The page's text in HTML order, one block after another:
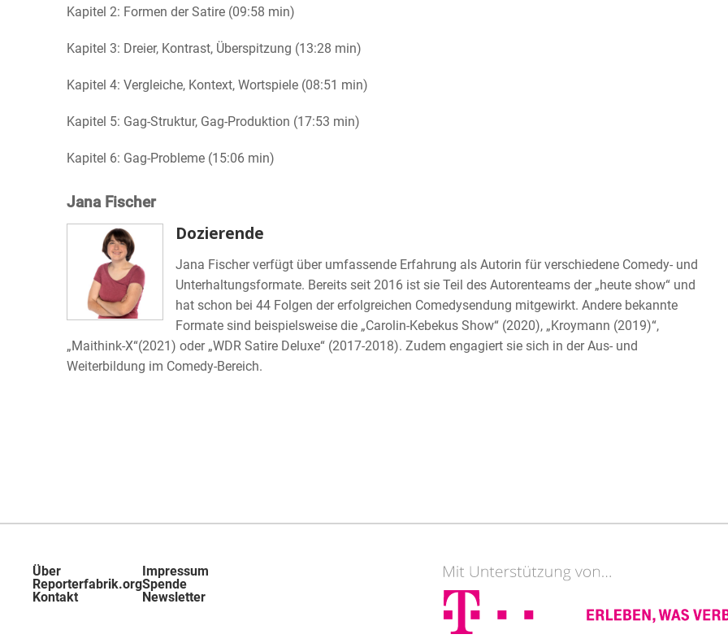
Kapitel 2: Formen der Satire (09:58 min)
Kapitel 3: Dreier, Kontrast, Überspitzung (13:28 min)
Kapitel 4: Vergleiche, Kontext, Wortspiele (08:51 min)
Kapitel 5: Gag-Struktur, Gag-Produktion (17:53 min)
Kapitel 6: Gag-Probleme (15:06 min)
Jana Fischer
Dozierende
Jana Fischer verfügt über umfassende Erfahrung als Autorin für verschiedene Comedy- und
Unterhaltungsformate. Bereits seit 2016 ist sie Teil des Autorenteams der „heute show“ und
hat schon bei 44 Folgen der erfolgreichen Comedysendung mitgewirkt. Andere bekannte
Formate sind beispielsweise die „Carolin-Kebekus Show“ (2020), „Kroymann (2019)“,
„Maithink-X“(2021) oder „WDR Satire Deluxe“ (2017-2018). Zudem engagiert sie sich in der Aus- und
Weiterbildung im Comedy-Bereich.
Über
Reporterfabrik.org
Kontakt
Impressum
Spende
Newsletter